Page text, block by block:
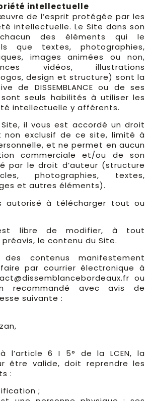
intellectuelle
de l’esprit protégée par les
intellectuelle. Le Site dans son
des éléments qui le
que textes, photographies,
images animées ou non,
vidéos, illustrations
design et structure) sont la
de DISSEMBLANCE ou de ses
seuls habilités à utiliser les
intellectuelle y afférents.
il vous est accordé un droit
non exclusif de ce site, limité à
et ne permet en aucun
commerciale et/ou de son
par le droit d’auteur (structure
photographies, textes,
et autres éléments).
autorisé à télécharger tout ou
est libre de modifier, à tout
le contenu du Site.
contenus manifestement
par courrier électronique à
ou
recommandé avec avis de
suivante :
l’article 6 I 5° de la LCEN, la
être valide, doit reprendre les
:
;